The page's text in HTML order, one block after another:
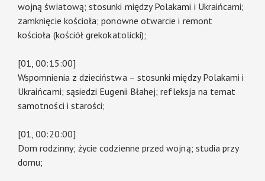
wojną światową; stosunki między Polakami i Ukraińcami;
zamknięcie kościoła; ponowne otwarcie i remont
kościoła (kościół grekokatolicki);
[01, 00:15:00]
Wspomnienia z dzieciństwa – stosunki między Polakami i
Ukraińcami; sąsiedzi Eugenii Błahej; refleksja na temat
samotności i starości;
[01, 00:20:00]
Dom rodzinny; życie codzienne przed wojną; studia przy
domu;